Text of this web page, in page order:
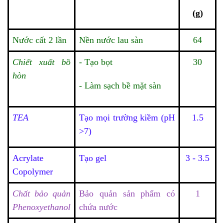
(g)
Nước cất 2 lần Nền nước lau sàn 64
Chiết xuất bồ
hòn
- Tạo bọt
- Làm sạch bề mặt sàn
30
TEA
Tạo mọi trường kiềm (pH
>7)
1.5
Acrylate
Copolymer
Tạo gel 3 - 3.5
Chất bảo quản
Phenoxyethanol
Bảo quản sản phẩm có
chứa nước
1